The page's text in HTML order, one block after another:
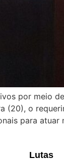
por meio
(20), o
para
Lutas